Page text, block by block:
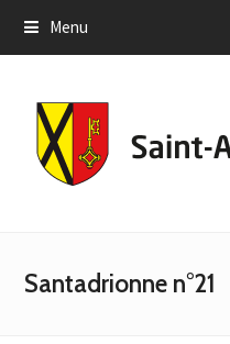
Menu
Santadrionne n°21